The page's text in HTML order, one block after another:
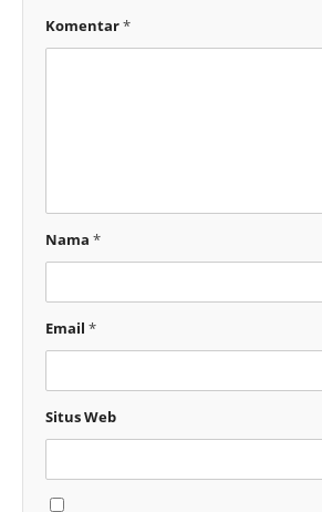
Komentar*
Nama *
Email *
Situs Web